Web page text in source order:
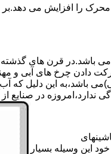
را افزایش می
باشد.در قرن های گذشته
دادن چرخ های آبی و
باشد،به این دلیل که
در صنایع
این وسیله بسیار